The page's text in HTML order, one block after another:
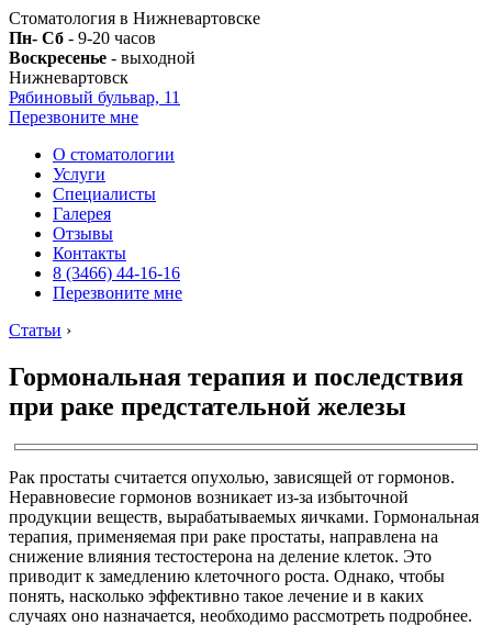
Стоматология в Нижневартовске
Пн- Сб - 9-20 часов
Воскресенье - выходной
Нижневартовск
Рябиновый бульвар, 11
Перезвоните мне
О стоматологии
Услуги
Специалисты
Галерея
Отзывы
Контакты
8 (3466) 44-16-16
Перезвоните мне
Статьи ›
Гормональная терапия и последствия
при раке предстательной железы
Рак простаты считается опухолью, зависящей от гормонов.
Неравновесие гормонов возникает из-за избыточной
продукции веществ, вырабатываемых яичками. Гормональная
терапия, применяемая при раке простаты, направлена на
снижение влияния тестостерона на деление клеток. Это
приводит к замедлению клеточного роста. Однако, чтобы
понять, насколько эффективно такое лечение и в каких
случаях оно назначается, необходимо рассмотреть подробнее.